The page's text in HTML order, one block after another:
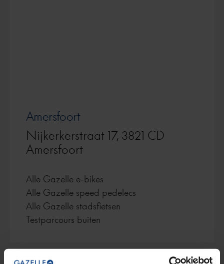
Amersfoort
Nijkerkerstraat 17, 3821 CD
Amersfoort
Alle Gazelle e-bikes
Alle Gazelle speed pedelecs
Alle Gazelle stadsfietsen
Testparcours buiten
E-BIKES TESTEN